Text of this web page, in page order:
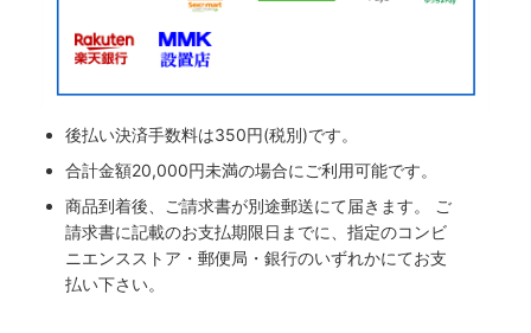
後払い決済手数料は350円(税別)です。
合計金額20,000円未満の場合にご利用可能です。
商品到着後、ご請求書が別途郵送にて届きます。 ご
請求書に記載のお支払期限日までに、指定のコンビ
ニエンスストア・郵便局・銀行のいずれかにてお支
払い下さい。